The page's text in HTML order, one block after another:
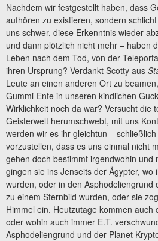
Nachdem wir festgestellt haben, dass
aufhören zu existieren, sondern
uns schwer, diese Erkenntnis wieder
und dann plötzlich nicht mehr – haben
Leben nach dem Tod, von der
ihren Ursprung? Verdankt Scotty aus
Leute an einen anderen Ort zu
Gummi-Ente in unseren kindlichen
Wirklichkeit noch da war? Versucht die
Geisterwelt herumschwebt, mit uns
werden wir es ihr gleichtun –
vorzustellen, dass es uns einmal nicht
gehen doch bestimmt irgendwohin und
gingen sie ins Jenseits der Ägypter, wo
wurden, oder in den Asphodeliengrund
zu einem Sternbild wurden, oder sie
Himmel ein. Heutzutage kommen auch
oder wohin auch immer E.T.
Asphodeliengrund und der Planet